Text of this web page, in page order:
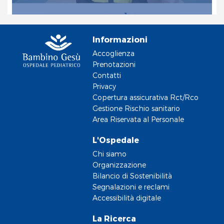
Informazioni
Accoglienza
Prenotazioni
Contatti
Privacy
Copertura assicurativa Rct/Rco
Gestione Rischio sanitario
Area Riservata al Personale
L'Ospedale
Chi siamo
Organizzazione
Bilancio di Sostenibilità
Segnalazioni e reclami
Accessibilità digitale
La Ricerca